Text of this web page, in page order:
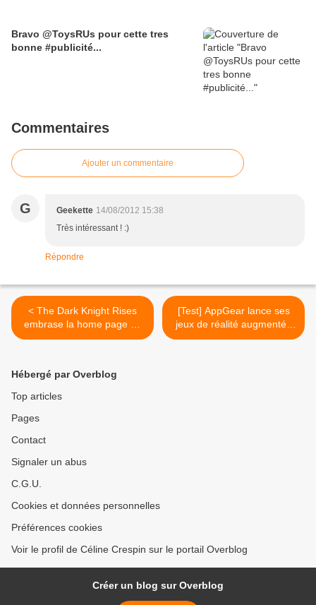
Bravo @ToysRUs pour cette tres
bonne #publicité...
Commentaires
Ajouter un commentaire
G Geekette 14/08/2012 15:38
Très intéressant ! :)
Répondre
< The Dark Knight Rises
embrase la home page de
Skyrock.com
[Test] AppGear lance ses
jeux de réalité augmentée
en France >
Hébergé par Overblog
Top articles
Pages
Contact
Signaler un abus
C.G.U.
Cookies et données personnelles
Préférences cookies
Voir le profil de Céline Crespin sur le portail Overblog
Créer un blog sur Overblog